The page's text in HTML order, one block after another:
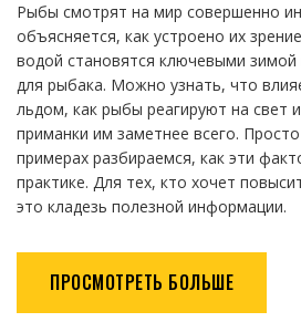
Рыбы смотрят на мир совершенно
объясняется, как устроено их
водой становятся ключевыми
для рыбака. Можно узнать, что
льдом, как рыбы реагируют на свет
приманки им заметнее всего.
примерах разбираемся, как эти
практике. Для тех, кто хочет
это кладезь полезной информации.
ПРОСМОТРЕТЬ БОЛЬШЕ